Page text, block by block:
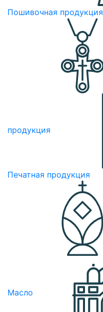
Пошивочная продукция
продукция
Печатная продукция
Масло